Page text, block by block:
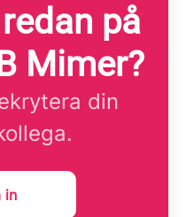
på
Mimer?
din
in